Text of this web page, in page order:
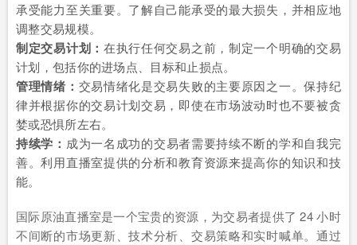
承受能力至关重要。了解自己能承受的最大损失，并相应地
调整交易规模。
制定交易计划： 在执行任何交易之前，制定一个明确的交易
计划，包括你的进场点、目标和止损点。
管理情绪： 交易情绪化是交易失败的主要原因之一。保持纪
律并根据你的交易计划交易，即使在市场波动时也不要被贪
婪或恐惧所左右。
持续学： 成为一名成功的交易者需要持续不断的学和自我完
善。利用直播室提供的分析和教育资源来提高你的知识和技
能。
国际原油直播室是一个宝贵的资源，为交易者提供了 24 小时
不间断的市场更新、技术分析、交易策略和实时喊单。通过